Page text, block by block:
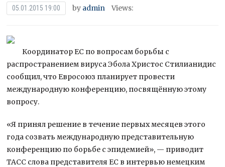
05.01.2015 19:00 by admin Views:
Координатор ЕС по вопросам борьбы с
распространением вируса Эбола Христос Стилианидис
сообщил, что Евросоюз планирует провести
международную конференцию, посвящённую этому
вопросу.
«Я принял решение в течение первых месяцев этого
года созвать международную представительную
конференцию по борьбе с эпидемией», — приводит
ТАСС слова представителя ЕС в интервью немецким